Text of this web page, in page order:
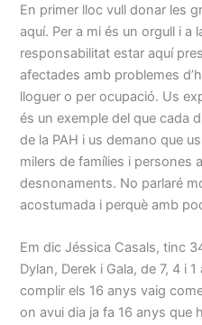
En primer lloc vull donar les
aquí. Per a mi és un orgull i a
responsabilitat estar aquí
afectades amb problemes
lloguer o per ocupació. Us
és un exemple del que cada
de la PAH i us demano que
milers de famílies i persones
desnonaments. No parlaré
acostumada i perquè amb
Em dic Jéssica Casals, tinc
Dylan, Derek i Gala, de 7, 4 i
complir els 16 anys vaig
on avui dia ja fa 16 anys que